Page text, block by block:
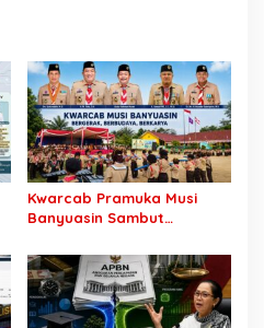
Kwarcab Pramuka Musi
Banyuasin Sambut
Sertifikat Pramuka Garuda
Kini Buka Jalur Khusus
Rekrutmen TNI-Polri, 784
Garuda Siap Sambut